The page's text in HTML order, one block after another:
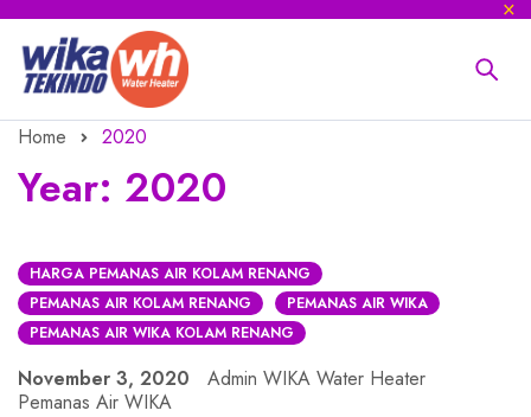
Home 2020
Year: 2020
HARGA PEMANAS AIR KOLAM RENANG
PEMANAS AIR KOLAM RENANG
PEMANAS AIR WIKA
PEMANAS AIR WIKA KOLAM RENANG
November 3, 2020
Admin WIKA Water Heater
Pemanas Air WIKA